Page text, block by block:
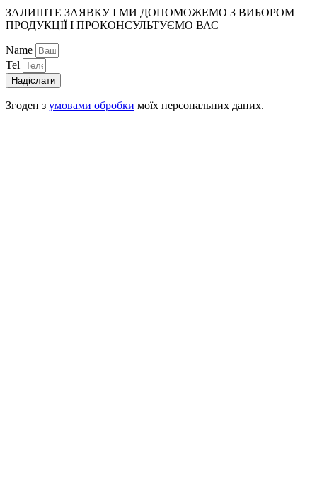
ЗАЛИШТЕ ЗАЯВКУ І МИ ДОПОМОЖЕМО З ВИБОРОМ
ПРОДУКЦІЇ І ПРОКОНСУЛЬТУЄМО ВАС
Name
Tel
Надіслати
Згоден з умовами обробки моїх персональних даних.